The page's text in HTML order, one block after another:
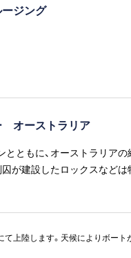
ジング
オーストラリア
とともに、オーストラリア
囚が建設したロックスなど
て上陸します。天候によりボー